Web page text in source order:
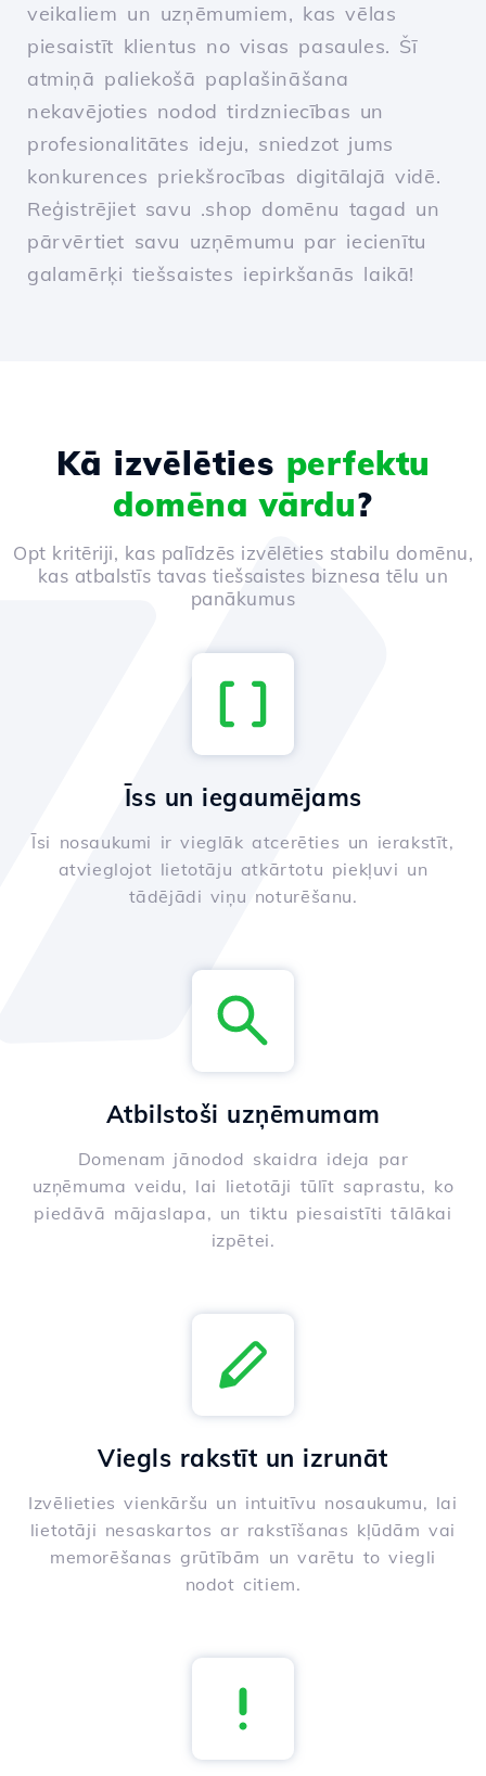
veikaliem un uzņēmumiem, kas vēlas
piesaistīt klientus no visas pasaules. Šī
atmiņā paliekošā paplašināšana
nekavējoties nodod tirdzniecības un
profesionalitātes ideju, sniedzot jums
konkurences priekšrocības digitālajā vidē.
Reģistrējiet savu .shop domēnu tagad un
pārvērtiet savu uzņēmumu par iecienītu
galamērķi tiešsaistes iepirkšanās laikā!
Kā izvēlēties perfektu
domēna vārdu?
Opt kritēriji, kas palīdzēs izvēlēties stabilu domēnu,
kas atbalstīs tavas tiešsaistes biznesa tēlu un
panākumus
Īss un iegaumējams
Īsi nosaukumi ir vieglāk atcerēties un ierakstīt,
atvieglojot lietotāju atkārtotu piekļuvi un
tādējādi viņu noturēšanu.
Atbilstoši uzņēmumam
Domenam jānodod skaidra ideja par
uzņēmuma veidu, lai lietotāji tūlīt saprastu, ko
piedāvā mājaslapa, un tiktu piesaistīti tālākai
izpētei.
Viegls rakstīt un izrunāt
Izvēlieties vienkāršu un intuitīvu nosaukumu, lai
lietotāji nesaskartos ar rakstīšanas kļūdām vai
memorēšanas grūtībām un varētu to viegli
nodot citiem.